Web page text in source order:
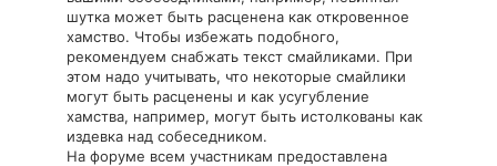
шутка может быть расценена как откровенное
хамство. Чтобы избежать подобного,
рекомендуем снабжать текст смайликами. При
этом надо учитывать, что некоторые смайлики
могут быть расценены и как усугубление
хамства, например, могут быть истолкованы как
издевка над собеседником.
На форуме всем участникам предоставлена